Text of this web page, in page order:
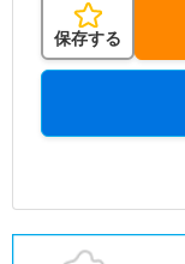
保存する